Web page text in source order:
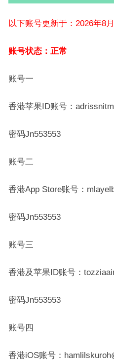
以下账号更新于：2026年8
账号状态：正常
账号一
香港苹果ID账号：
密码Jn553553
账号二
香港App Store账号：
密码Jn553553
账号三
香港及苹果ID账号：
密码Jn553553
账号四
香港iOS账号：